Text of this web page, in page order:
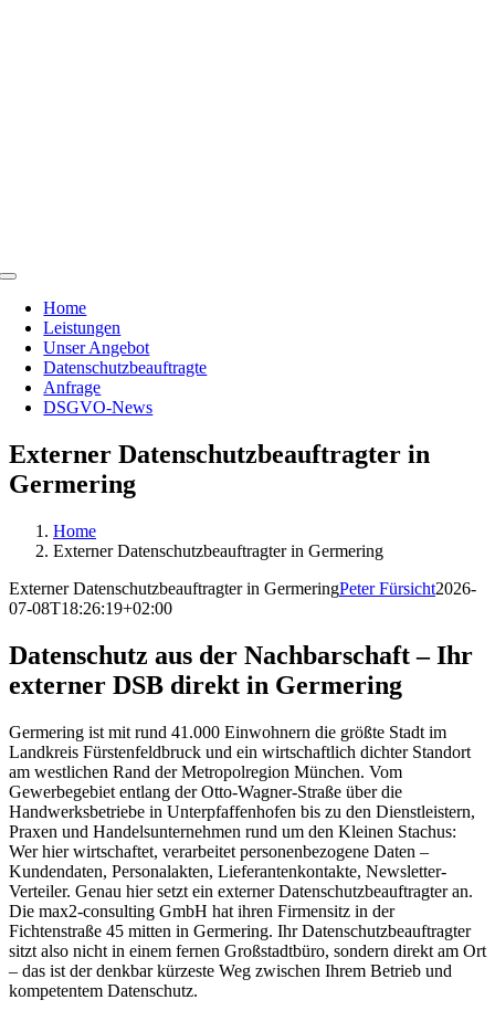
Toggle
NavigationHome
Leistungen
Unser Angebot
Datenschutzbeauftragte
Anfrage
DSGVO-News
Externer Datenschutzbeauftragter in
Germering
Home
Externer Datenschutzbeauftragter in Germering
Externer Datenschutzbeauftragter in GermeringPeter Fürsicht2026-
07-08T18:26:19+02:00
Datenschutz aus der Nachbarschaft – Ihr
externer DSB direkt in Germering
Germering ist mit rund 41.000 Einwohnern die größte Stadt im
Landkreis Fürstenfeldbruck und ein wirtschaftlich dichter Standort
am westlichen Rand der Metropolregion München. Vom
Gewerbegebiet entlang der Otto-Wagner-Straße über die
Handwerksbetriebe in Unterpfaffenhofen bis zu den Dienstleistern,
Praxen und Handelsunternehmen rund um den Kleinen Stachus:
Wer hier wirtschaftet, verarbeitet personenbezogene Daten –
Kundendaten, Personalakten, Lieferantenkontakte, Newsletter-
Verteiler. Genau hier setzt ein externer Datenschutzbeauftragter an.
Die max2-consulting GmbH hat ihren Firmensitz in der
Fichtenstraße 45 mitten in Germering. Ihr Datenschutzbeauftragter
sitzt also nicht in einem fernen Großstadtbüro, sondern direkt am Ort
– das ist der denkbar kürzeste Weg zwischen Ihrem Betrieb und
kompetentem Datenschutz.